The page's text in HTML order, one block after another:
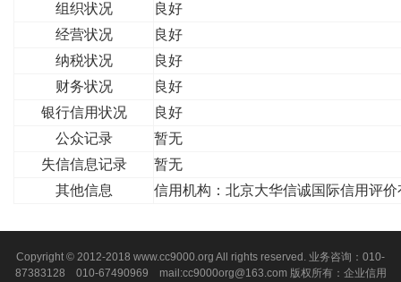
组织状况
良好
经营状况
良好
纳税状况
良好
财务状况
良好
银行信用状况
良好
公众记录
暂无
失信信息记录
暂无
其他信息
信用机构：北京大华信诚国际信用评
Copyright © 2012-2018 www.cc9000.org All rights reserved. 业务咨询：010-
87383128 010-67490969 mail:cc9000org@163.com 版权所有：企业信用